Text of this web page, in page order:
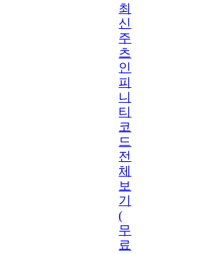
최
신
주
츠
인
피
니
티
코
드
전
체
보
기
(
무
료